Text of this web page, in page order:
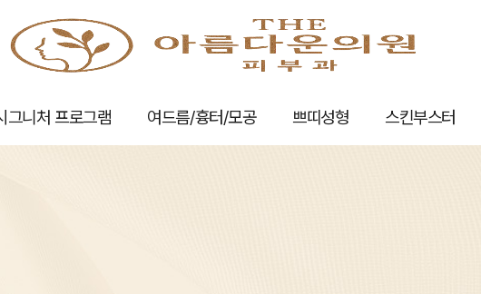
그니처 프로그램 여드름/흉터/모공 쁘띠성형 스킨부스터